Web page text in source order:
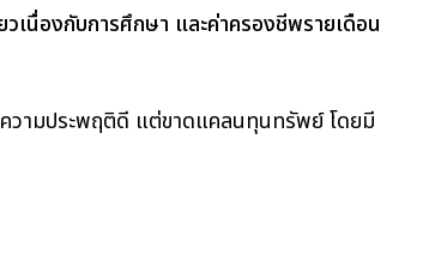
เนื่องกับการศึกษา และค่าครองชีพรายเดือน
วามประพฤติดี แต่ขาดแคลนทุนทรัพย์ โดยมี